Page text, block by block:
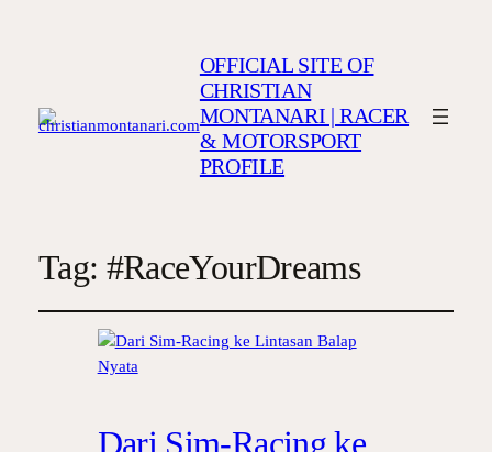
OFFICIAL SITE OF
CHRISTIAN
MONTANARI | RACER
& MOTORSPORT
PROFILE
Tag: #RaceYourDreams
Dari Sim-Racing ke